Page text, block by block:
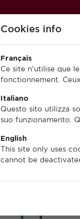
Benoît
Cookies info
Français
Ce site n’utilise que
fonctionnement.
Italiano
Questo sito utilizza
suo funzionamento.
English
This site only uses
cannot be